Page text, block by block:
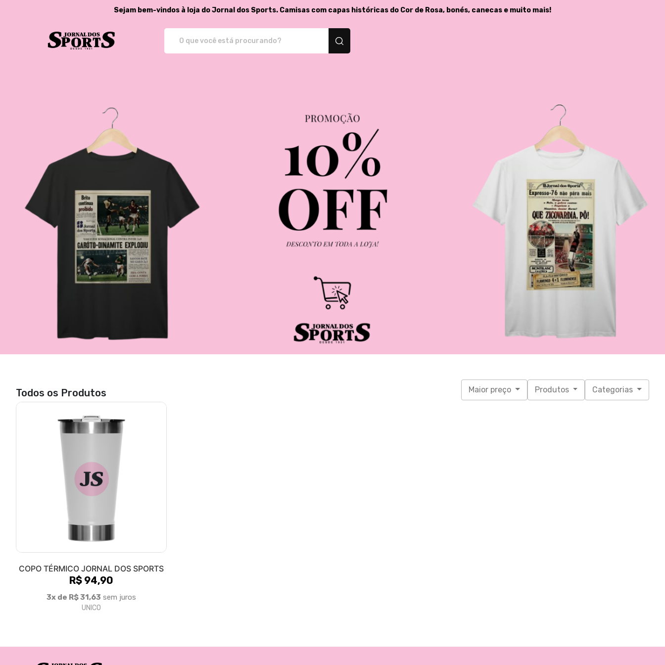
Sejam bem-vindos à loja do Jornal dos Sports. Camisas com capas históricas do Cor de Rosa, bonés, canecas e muito mais!
Jornal dos Sports - Store - Camisetas e produtos personalizados
Todos os Produtos Maior preço Produtos Categorias
COPO TÉRMICO JORNAL DOS SPORTS
R$ 94,90
3x de R$ 31,63 sem juros
UNICO